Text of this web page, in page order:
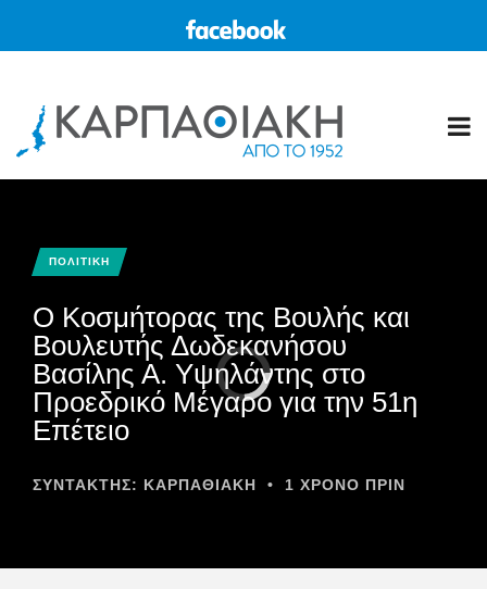
ΠΟΛΙΤΙΚΗ
Ο Κοσμήτορας της Βουλής και
Βουλευτής Δωδεκανήσου
Βασίλης Α. Υψηλάντης στο
Προεδρικό Μέγαρο για την 51η
Επέτειο
ΣΥΝΤΆΚΤΗΣ: ΚΑΡΠΑΘΙΑΚΗ • 1 ΧΡΌΝΟ ΠΡΙΝ